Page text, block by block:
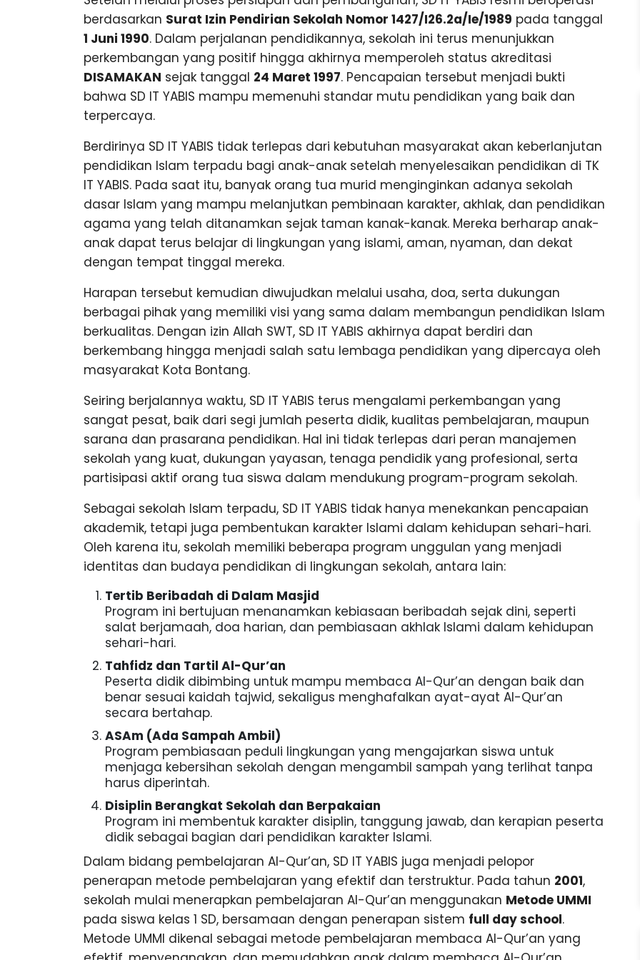
G
u
n
g
berdasarkan Surat Izin Pendirian Sekolah Nomor 1427/I26.2a/Ie/1989 pada tanggal
1 Juni 1990. Dalam perjalanan pendidikannya, sekolah ini terus menunjukkan
perkembangan yang positif hingga akhirnya memperoleh status akreditasi
DISAMAKAN sejak tanggal 24 Maret 1997. Pencapaian tersebut menjadi bukti
bahwa SD IT YABIS mampu memenuhi standar mutu pendidikan yang baik dan
terpercaya.
Berdirinya SD IT YABIS tidak terlepas dari kebutuhan masyarakat akan keberlanjutan
pendidikan Islam terpadu bagi anak-anak setelah menyelesaikan pendidikan di TK
IT YABIS. Pada saat itu, banyak orang tua murid menginginkan adanya sekolah
dasar Islam yang mampu melanjutkan pembinaan karakter, akhlak, dan pendidikan
agama yang telah ditanamkan sejak taman kanak-kanak. Mereka berharap anak-
anak dapat terus belajar di lingkungan yang islami, aman, nyaman, dan dekat
dengan tempat tinggal mereka.
Harapan tersebut kemudian diwujudkan melalui usaha, doa, serta dukungan
berbagai pihak yang memiliki visi yang sama dalam membangun pendidikan Islam
berkualitas. Dengan izin Allah SWT, SD IT YABIS akhirnya dapat berdiri dan
berkembang hingga menjadi salah satu lembaga pendidikan yang dipercaya oleh
masyarakat Kota Bontang.
Seiring berjalannya waktu, SD IT YABIS terus mengalami perkembangan yang
sangat pesat, baik dari segi jumlah peserta didik, kualitas pembelajaran, maupun
sarana dan prasarana pendidikan. Hal ini tidak terlepas dari peran manajemen
sekolah yang kuat, dukungan yayasan, tenaga pendidik yang profesional, serta
partisipasi aktif orang tua siswa dalam mendukung program-program sekolah.
Sebagai sekolah Islam terpadu, SD IT YABIS tidak hanya menekankan pencapaian
akademik, tetapi juga pembentukan karakter Islami dalam kehidupan sehari-hari.
Oleh karena itu, sekolah memiliki beberapa program unggulan yang menjadi
identitas dan budaya pendidikan di lingkungan sekolah, antara lain:
Tertib Beribadah di Dalam Masjid
Program ini bertujuan menanamkan kebiasaan beribadah sejak dini, seperti
salat berjamaah, doa harian, dan pembiasaan akhlak Islami dalam kehidupan
sehari-hari.
Tahfidz dan Tartil Al-Qur’an
Peserta didik dibimbing untuk mampu membaca Al-Qur’an dengan baik dan
benar sesuai kaidah tajwid, sekaligus menghafalkan ayat-ayat Al-Qur’an
secara bertahap.
ASAm (Ada Sampah Ambil)
Program pembiasaan peduli lingkungan yang mengajarkan siswa untuk
menjaga kebersihan sekolah dengan mengambil sampah yang terlihat tanpa
harus diperintah.
Disiplin Berangkat Sekolah dan Berpakaian
Program ini membentuk karakter disiplin, tanggung jawab, dan kerapian peserta
didik sebagai bagian dari pendidikan karakter Islami.
Dalam bidang pembelajaran Al-Qur’an, SD IT YABIS juga menjadi pelopor
penerapan metode pembelajaran yang efektif dan terstruktur. Pada tahun 2001,
sekolah mulai menerapkan pembelajaran Al-Qur’an menggunakan Metode UMMI
pada siswa kelas 1 SD, bersamaan dengan penerapan sistem full day school.
Metode UMMI dikenal sebagai metode pembelajaran membaca Al-Qur’an yang